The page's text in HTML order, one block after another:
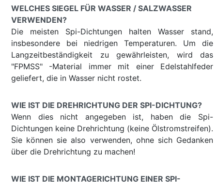
WELCHES SIEGEL FÜR WASSER / SALZWASSER
VERWENDEN?
Die meisten Spi-Dichtungen halten Wasser stand,
insbesondere bei niedrigen Temperaturen. Um die
Langzeitbeständigkeit zu gewährleisten, wird das
"FPMSS" -Material immer mit einer Edelstahlfeder
geliefert, die in Wasser nicht rostet.
WIE IST DIE DREHRICHTUNG DER SPI-DICHTUNG?
Wenn dies nicht angegeben ist, haben die Spi-
Dichtungen keine Drehrichtung (keine Ölstromstreifen).
Sie können sie also verwenden, ohne sich Gedanken
über die Drehrichtung zu machen!
WIE IST DIE MONTAGERICHTUNG EINER SPI-